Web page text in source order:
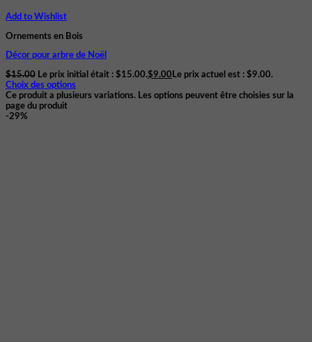
Add to Wishlist
Ornements en Bois
Décor pour arbre de Noël
$15.00 Le prix initial était : $15.00.$9.00 Le prix actuel est : $9.00.
Choix des options
Ce produit a plusieurs variations. Les options peuvent être choisies sur la
page du produit
-29%